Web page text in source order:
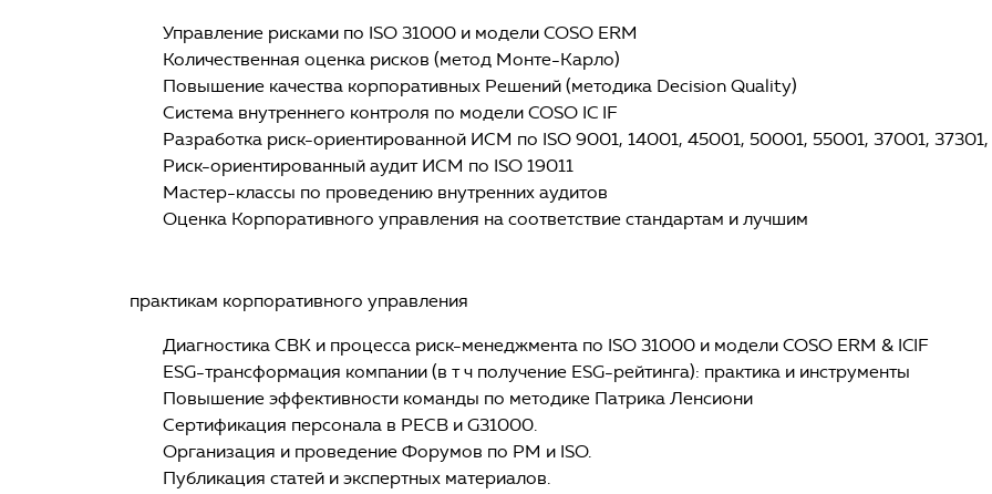
Управление рисками по ISO 31000 и модели COSO ERM
Количественная оценка рисков (метод Монте-Карло)
Повышение качества корпоративных Решений (методика Decision Quality)
Система внутреннего контроля по модели COSO IC IF
Разработка риск-ориентированной ИСМ по ISO 9001, 14001, 45001, 50001, 55001, 37001,
Риск-ориентированный аудит ИСМ по ISO 19011
Мастер-классы по проведению внутренних аудитов
Оценка Корпоративного управления на соответствие стандартам и лучшим
практикам корпоративного управления
Диагностика СВК и процесса риск-менеджмента по ISO 31000 и модели COSO ERM & ICIF
ЕSG-трансформация компании (в т ч получение ESG-рейтинга): практика и инструменты
Повышение эффективности команды по методике Патрика Ленсиони
Сертификация персонала в РЕСВ и G31000.
Организация и проведение Форумов по РМ и ISO.
Публикация статей и экспертных материалов.